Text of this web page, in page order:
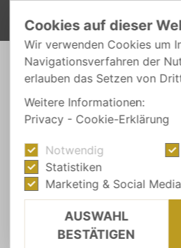
AUS-FLÜGE - REITEN
SOMMER
Reiten
Unweit von Wiesen, im
Pfitsch, befindet sich
Cookies auf dieser
Wir verwenden Cookies um
Navigationsverfahren der
erlauben das Setzen von
Weitere Informationen:
Privacy - Cookie-Erklärung
Notwendig
Statistiken
Marketing & Social Media
AUSWAHL
BESTÄTIGEN